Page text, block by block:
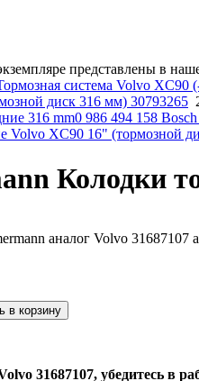
представлены в
система Volvo XC90
диск 316 мм) 30793265
316 mm0 986 494 158
Volvo XC90 16" (тормозной
Колодки
аналог Volvo 31687107
31687107, убедитесь в